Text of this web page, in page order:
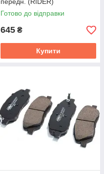
RD.3323.DB1092
Готово до відправки
645 ₴
Купити